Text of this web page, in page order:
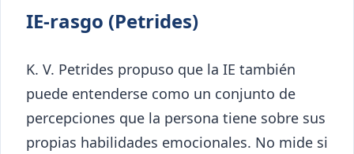
IE-rasgo (Petrides)
K. V. Petrides propuso que la IE también
puede entenderse como un conjunto de
percepciones que la persona tiene sobre sus
propias habilidades emocionales. No mide si